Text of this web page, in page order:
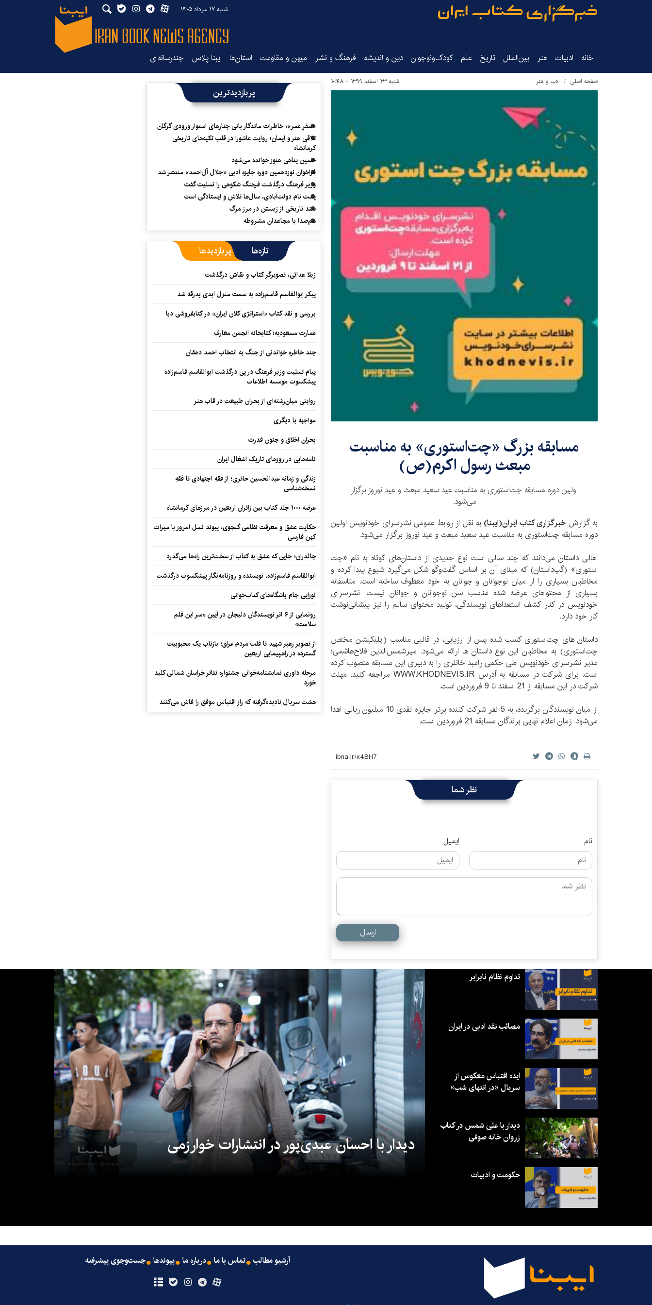
شنبه ۱۷ مرداد ۱۴۰۵
خانه ادبیات هنر بین‌الملل تاریخ‌ علم کودک‌ونوجوان دین و اندیشه فرهنگ و نشر میهن و مقاومت استان‌ها ایبنا پلاس چندرسانه‌ای
صفحه اصلی ادب و هنر شنبه ۲۳ اسفند ۱۳۹۹ - ۱۰:۴۸
مسابقه بزرگ «چت­‌استوری» به مناسبت
مبعث رسول اکرم(ص)
اولین دوره مسابقه چت­‌استوری به مناسبت عید سعید مبعث و عید نوروز برگزار
می‌شود.
به گزارش خبرگزاری کتاب ایران(ایبنا) به نقل از روابط عمومی نشرسرای خودنویس اولین
دوره مسابقه چت­‌استوری به مناسبت عید سعید مبعث و عید نوروز برگزار می‌شود.
اهالی داستان می‌دانند که چند سالی است نوع جدیدی از داستان‌های کوتاه به نام «چت­‌
استوری» (گپ­‌داستان) که مبنای آن بر اساس گفت‌وگو شکل می‌گیرد شیوع پیدا کرده و
مخاطبان بسیاری را از میان نوجوانان و جوانان به خود معطوف ساخته است. متاسفانه
بسیاری از محتواهای عرضه شده مناسب سن نوجوانان و جوانان نیست. نشرسرای
خودنویس در کنار کشف استعداهای نویسندگی، تولید محتوای سالم را نیز پیشانی‌­نوشت
کار خود دارد.
داستان های چت‌استوری کسب شده پس از ارزیابی، در قالبی مناسب (اپلیکیشن مختص
چت‌­استوری) به مخاطبان این نوع داستان ها ارائه می‌شود. میرشمس‌الدین فلاح‌هاشمی؛
مدیر نشرسرای خودنویس طی حکمی رامبد خانلری را به دبیری این مسابقه منصوب کرده
است. برای شرکت در مسابقه به آدرس WWW.KHODNEVIS.IR مراجعه کنید. مهلت
شرکت در این مسابقه از 21 اسفند تا 9 فروردین است.
از میان نویسندگان برگزیده، به 5 نفر شرکت کننده برتر جایزه نقدی 10 میلیون ریالی اهدا
می‌شود. زمان اعلام نهایی برندگان مسابقه 21 فروردین است.
نظر شما
نام ایمیل
ارسال
پربازدیدترین
«سفرِ عمر»؛ خاطرات ماندگار بانی چنارهای استوار ورودی گرگان
تلاقی هنر و ایمان؛ روایت عاشورا در قلب تکیه‌های تاریخی
کرمانشاه
حسین پناهی هنوز خوانده می‌شود
فراخوان نوزدهمین دوره جایزه ادبی «جلال آل‌احمد» منتشر شد
وزیر فرهنگ درگذشت فرهنگ شکوهی را تسلیت گفت
پشت نام دولت‌آبادی، سال‌ها تلاش و ایستادگی است
سند تاریخی از زیستن در مرز مرگ
هم‌صدا با مجاهدان مشروطه
تازه‌ها پربازدیدها
ژیلا هدائی، تصویرگر کتاب و نقاش درگذشت
پیکر ابوالقاسم قاسم‌زاده به سمت منزل ابدی بدرقه شد
بررسی و نقد کتاب «استراتژی کلان ایران» در کتابفروشی دبا
عمارت مسعودیه؛ کتابخانه انجمن معارف
چند خاطره خواندنی از جنگ به انتخاب احمد دهقان
پیام تسلیت وزیر فرهنگ در پی درگذشت ابوالقاسم قاسم‌زاده
پیشکسوت موسسه اطلاعات
روایتی میان‌رشته‌ای از بحران طبیعت در قاب هنر
مواجهه با دیگری
بحران اخلاق و جنون قدرت
نامه‌هایی در روزهای تاریک اشغال ایران
زندگی و زمانه عبدالحسین حائری؛ از فقهِ اجتهادی تا فقهِ
نسخه‌شناسی
عرضه ۱۰۰۰ جلد کتاب بین زائران اربعین در مرزهای کرمانشاه
حکایت عشق و معرفت نظامی گنجوی، پیوند نسل امروز با میراث
کهن فارسی
چالدران؛ جایی که عشق به کتاب از سخت‌ترین راه‌ها می‌گذرد
ابوالقاسم قاسم‌زاده، نویسنده و روزنامه‌نگار پیشکسوت درگذشت
نوزایی جام باشگاه‌های کتاب‌خوانی
رونمایی از ۶ اثر نویسندگان دلیجان در آیین «سر این قلم
سلامت»
از تصویر رهبر شهید تا قلب مردم عراق؛ بازتاب یک محبوبیت
گسترده در راهپیمایی اربعین
مرحله داوری نمایشنامه‌خوانی جشنواره تئاتر خراسان شمالی کلید
خورد
هشت سریال نادیده‌گرفته که راز اقتباس موفق را فاش می‌کنند
دیدار با احسان عبدی‌پور در انتشارات خوارزمی
تداوم نظام نابرابر
مصائب نقد ادبی در ایران
ایده اقتباس معکوس از
سریال «در انتهای شب»
دیدار با علی شمس در کتاب
زروان خانه صوفی
حکومت و ادبیات
آرشیو مطالب تماس با ما درباره ما پیوندها جست‌وجوی پیشرفته